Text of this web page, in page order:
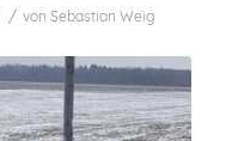
/ von Sebastian Weig